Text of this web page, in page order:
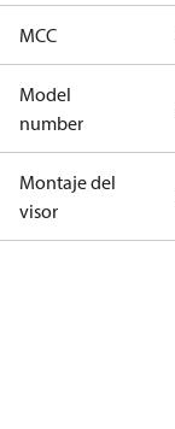
MCC
Model
number
Montaje del
visor